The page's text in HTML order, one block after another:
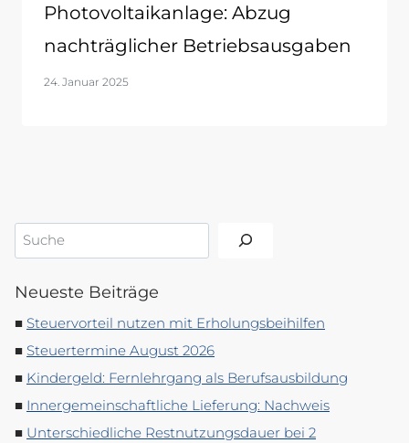
Photovoltaikanlage: Abzug
nachträglicher Betriebsausgaben
24. Januar 2025
Suchen
Neueste Beiträge
Steuervorteil nutzen mit Erholungsbeihilfen
Steuertermine August 2026
Kindergeld: Fernlehrgang als Berufsausbildung
Innergemeinschaftliche Lieferung: Nachweis
Unterschiedliche Restnutzungsdauer bei 2